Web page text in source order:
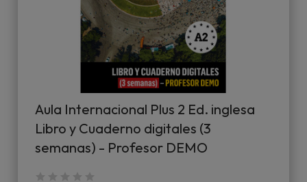
Aula Internacional Plus 2 Ed. inglesa
Libro y Cuaderno digitales (3
semanas) - Profesor DEMO